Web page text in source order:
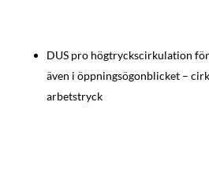
DUS pro högtryckscirkulation
även i öppningsögonblicket –
arbetstryck